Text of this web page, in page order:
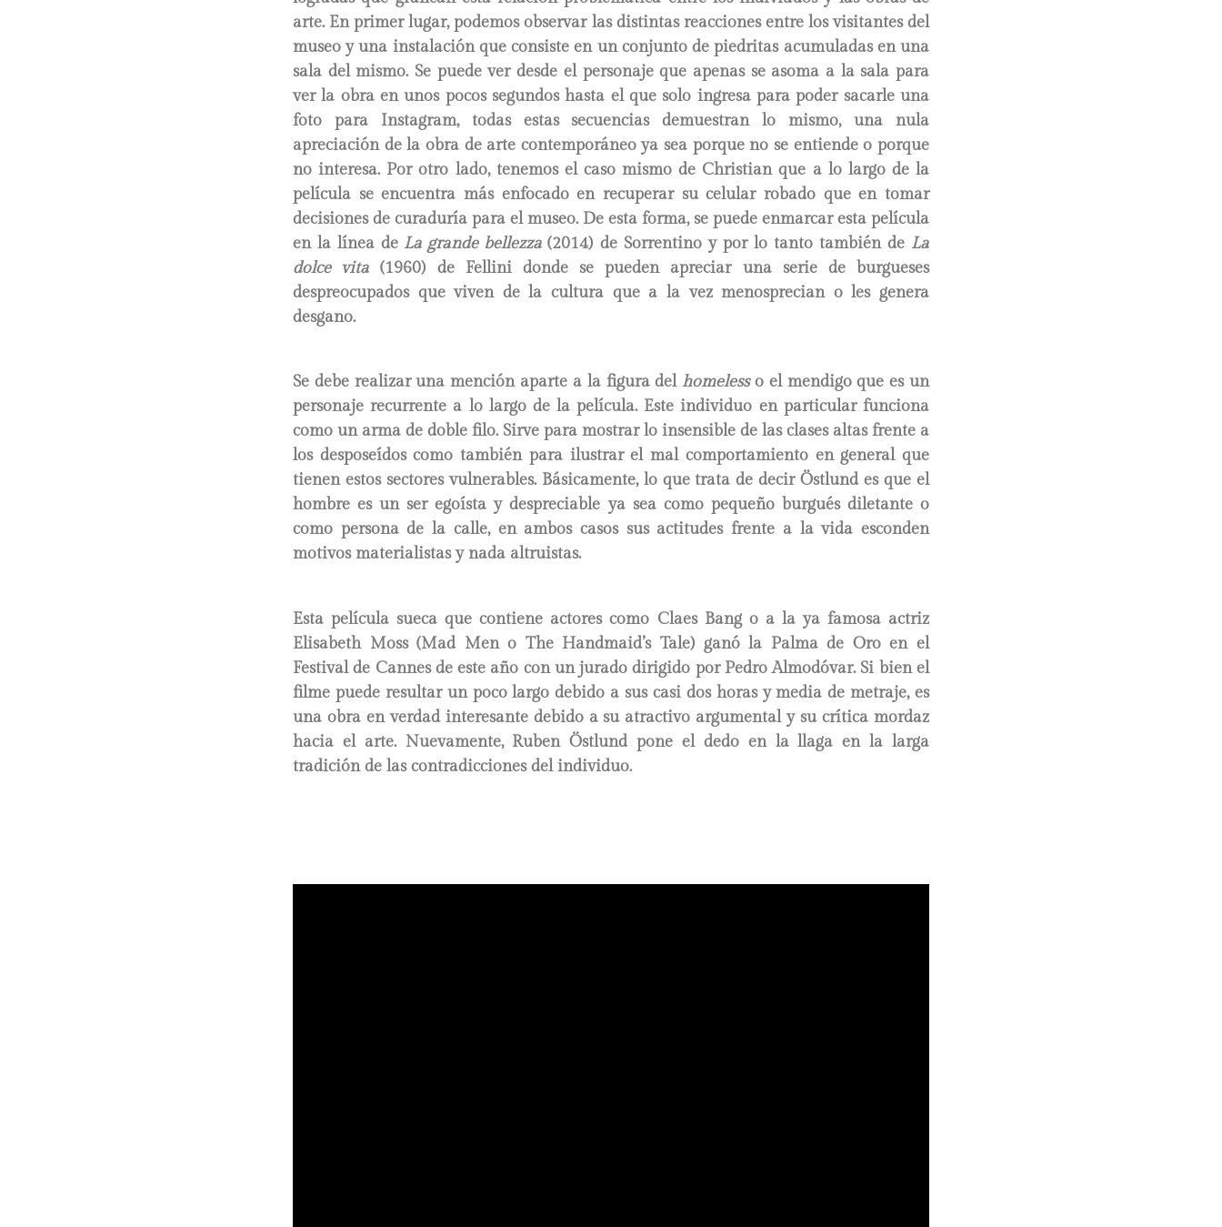
arte. En primer lugar, podemos observar las distintas reacciones entre los visitantes del
museo y una instalación que consiste en un conjunto de piedritas acumuladas en una
sala del mismo. Se puede ver desde el personaje que apenas se asoma a la sala para
ver la obra en unos pocos segundos hasta el que solo ingresa para poder sacarle una
foto para Instagram, todas estas secuencias demuestran lo mismo, una nula
apreciación de la obra de arte contemporáneo ya sea porque no se entiende o porque
no interesa. Por otro lado, tenemos el caso mismo de Christian que a lo largo de la
película se encuentra más enfocado en recuperar su celular robado que en tomar
decisiones de curaduría para el museo. De esta forma, se puede enmarcar esta película
en la línea de La grande bellezza(2014) de Sorrentino y por lo tanto también de La
dolce vita (1960) de Fellini donde se pueden apreciar una serie de burgueses
despreocupados que viven de la cultura que a la vez menosprecian o les genera
desgano.
Se debe realizar una mención aparte a la figura delhomelesso el mendigo que es un
personaje recurrente a lo largo de la película. Este individuo en particular funciona
como un arma de doble filo. Sirve para mostrar lo insensible de las clases altas frente a
los desposeídos como también para ilustrar el mal comportamiento en general que
tienen estos sectores vulnerables. Básicamente, lo que trata de decir Östlund es que el
hombre es un ser egoísta y despreciable ya sea como pequeño burgués diletante o
como persona de la calle, en ambos casos sus actitudes frente a la vida esconden
motivos materialistas y nada altruistas.
Esta película sueca que contiene actores como Claes Bang o a la ya famosa actriz
Elisabeth Moss (Mad Men o The Handmaid’s Tale) ganó la Palma de Oro en el
Festival de Cannes de este año con un jurado dirigido por Pedro Almodóvar. Si bien el
filme puede resultar un poco largo debido a sus casi dos horas y media de metraje, es
una obra en verdad interesante debido a su atractivo argumental y su crítica mordaz
hacia el arte. Nuevamente, Ruben Östlund pone el dedo en la llaga en la larga
tradición de las contradicciones del individuo.